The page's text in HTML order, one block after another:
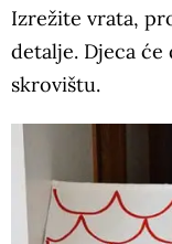
Izrežite vrata,
detalje. Djeca
skrovištu.